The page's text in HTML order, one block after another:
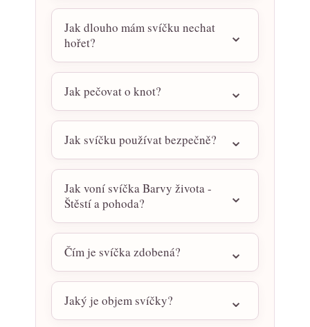
Jak dlouho mám svíčku nechat
hořet?
Jak pečovat o knot?
Jak svíčku používat bezpečně?
Jak voní svíčka Barvy života -
Štěstí a pohoda?
Čím je svíčka zdobená?
Jaký je objem svíčky?